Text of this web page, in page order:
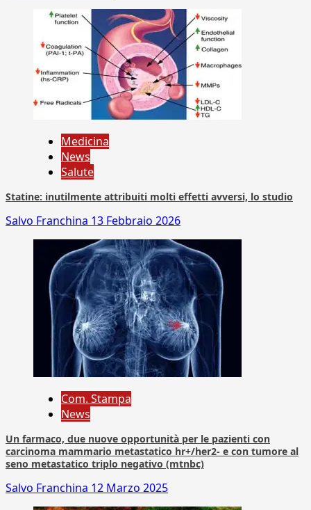
Medicina
News
Salute
Statine: inutilmente attribuiti molti effetti avversi, lo studio
Salvo Franchina 13 Febbraio 2026
Com. Stampa
News
Un farmaco, due nuove opportunità per le pazienti con
carcinoma mammario metastatico hr+/her2- e con tumore al
seno metastatico triplo negativo (mtnbc)
Salvo Franchina 12 Marzo 2025